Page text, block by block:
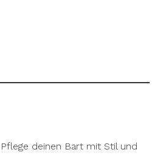
deinen Bart mit Stil und